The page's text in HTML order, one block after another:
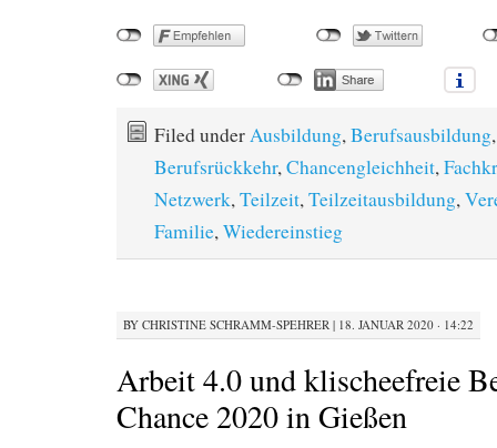
Filed underAusbildung,Berufsausbildung,
Berufsrückkehr,Chancengleichheit,
Netzwerk,Teilzeit,Teilzeitausbildung,
Familie,Wiedereinstieg
BY CHRISTINE SCHRAMM-SPEHRER | 18. JANUAR 2020 · 14:22
Arbeit 4.0 und klischeefreie
Chance 2020 in Gießen